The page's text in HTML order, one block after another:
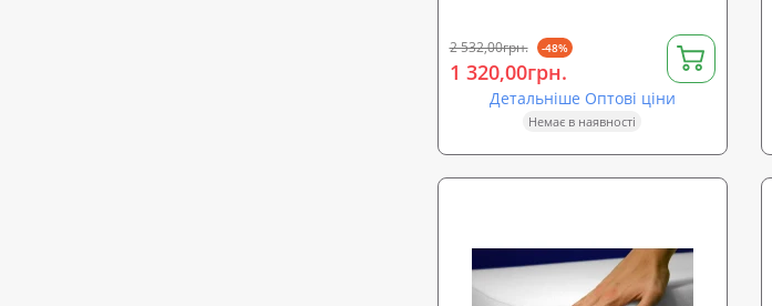
2 532,00грн. -48%
1 320,00грн.
Детальніше Оптові ціни
Немає в наявності